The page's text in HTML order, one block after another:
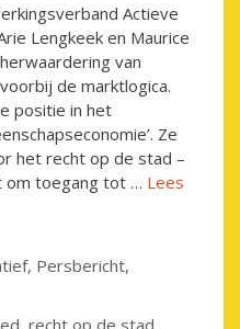
Actieve
Lengkeek en Maurice
van
de marktlogica.
positie in het
Ze
het recht op de stad –
om toegang tot … Lees
, Persbericht,
, recht op de stad,